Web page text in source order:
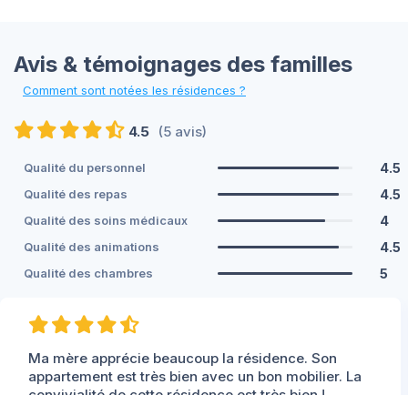
Avis & témoignages des familles
Comment sont notées les résidences ?
4.5 (5 avis)
Qualité du personnel 4.5
Qualité des repas 4.5
Qualité des soins médicaux 4
Qualité des animations 4.5
Qualité des chambres 5
Ma mère apprécie beaucoup la résidence. Son
appartement est très bien avec un bon mobilier. La